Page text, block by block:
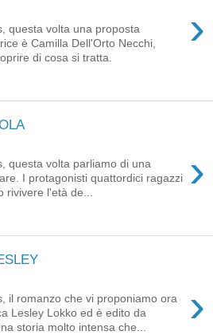
›
questa volta una proposta
è Camilla Dell'Orto Necchi,
di cosa si tratta.
›
questa volta parliamo di una
I protagonisti quattordici ragazzi
rivivere l'età de...
›
il romanzo che vi proponiamo ora
Lesley Lokko ed è edito da
storia molto intensa che...